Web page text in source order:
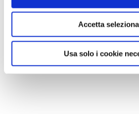
Accetta
Usa solo i cookie